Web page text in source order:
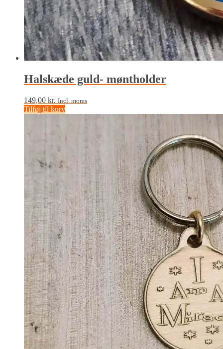
Halskæde guld- møntholder
149,00 kr. Incl. moms
Tilføj til kurv